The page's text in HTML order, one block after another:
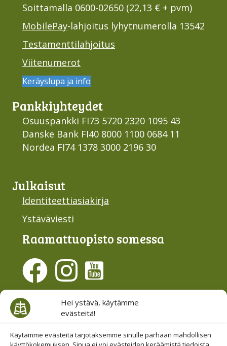
Hei ystävä, käytämme
evästeitä!
Käytämme evästeitä tarjotaksemme sinulle parhaan mahdollisen
Soittamalla 0600-02650 (22,13 € + pvm)
MobilePay-lahjoitus lyhytnumerolla 13542
Testamenttilahjoitus
Viitenumerot
Keräyslupa ja info
Pankki­yhteydet
Osuuspankki FI73 5720 2320 1095 43
Danske Bank FI40 8000 1100 0684 11
Nordea FI74 1378 3000 2196 30
Julkaisut
Identiteettiasiakirja
Ystäväviesti
Raamattu­opisto somessa
Evästesuostumus
Hallinnoi evästeitä
Etsi sivuiltamme